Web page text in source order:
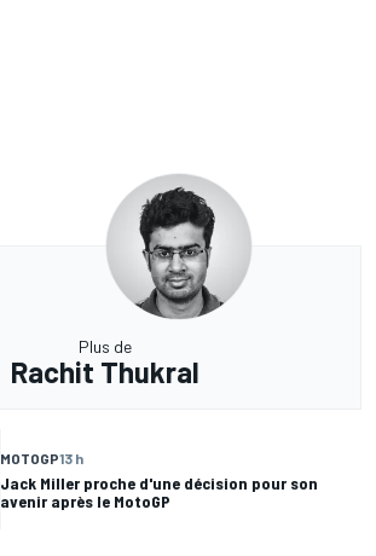
Plus de
Rachit Thukral
MOTOGP13 h
Jack Miller proche d'une décision pour son
avenir après le MotoGP